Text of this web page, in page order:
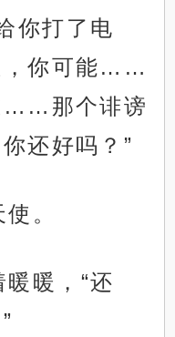
你打了电
你可能……
……那个诽谤
还好吗？”
。
暖，“还